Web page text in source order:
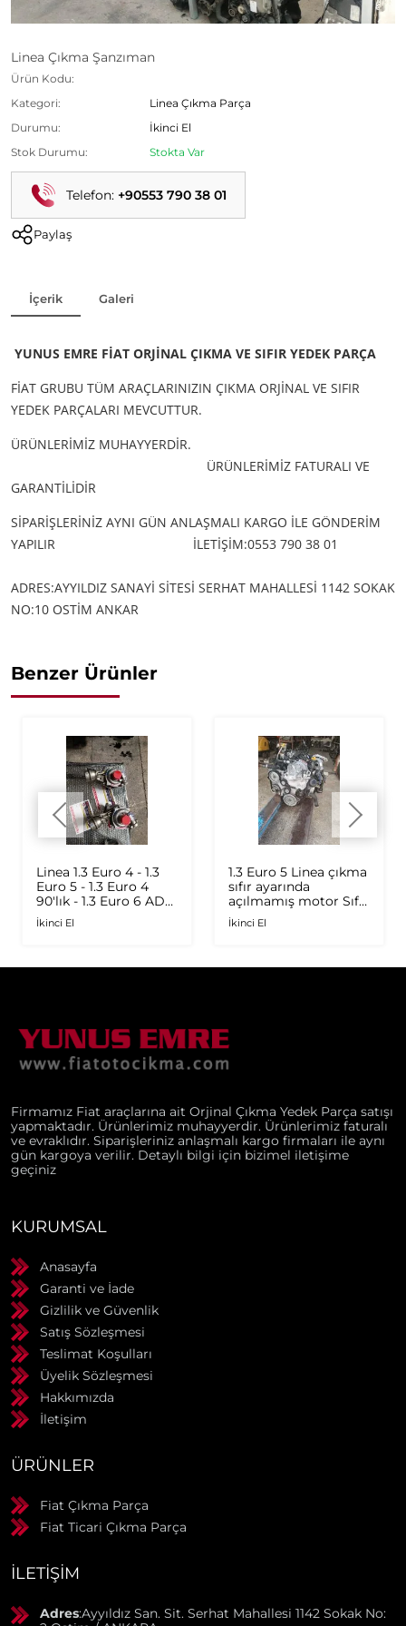
Linea Çıkma Şanzıman
Ürün Kodu:
Kategori:
Linea Çıkma Parça
Durumu:
İkinci El
Stok Durumu:
Stokta Var
Telefon: +90553 790 38 01
Paylaş
İçerik Galeri
YUNUS EMRE FİAT ORJİNAL ÇIKMA VE SIFIR YEDEK PARÇA
FİAT GRUBU TÜM ARAÇLARINIZIN ÇIKMA ORJİNAL VE SIFIR
YEDEK PARÇALARI MEVCUTTUR.
ÜRÜNLERİMİZ MUHAYYERDİR.
ÜRÜNLERİMİZ FATURALI VE
GARANTİLİDİR
SİPARİŞLERİNİZ AYNI GÜN ANLAŞMALI KARGO İLE GÖNDERİM
YAPILIR
İLETİŞİM:0553 790 38 01
ADRES:AYYILDIZ SANAYİ SİTESİ SERHAT MAHALLESİ 1142 SOKAK
NO:10 OSTİM ANKAR
Benzer Ürünler
Linea 1.3 Euro 4 - 1.3
Euro 5 - 1.3 Euro 4
90'lık - 1.3 Euro 6 AD
Plus 1.6 Multijet - 1.9
JTD Orijinal Turbo
İkinci El
1.3 Euro 5 Linea çıkma
sıfır ayarında
açılmamış motor Sıfır
ayarında
İkinci El
Firmamız Fiat araçlarına ait Orjinal Çıkma Yedek Parça satışı
yapmaktadır. Ürünlerimiz muhayyerdir. Ürünlerimiz faturalı
ve evraklıdır. Siparişleriniz anlaşmalı kargo firmaları ile aynı
gün kargoya verilir. Detaylı bilgi için bizimel iletişime
geçiniz
KURUMSAL
Anasayfa
Garanti ve İade
Gizlilik ve Güvenlik
Satış Sözleşmesi
Teslimat Koşulları
Üyelik Sözleşmesi
Hakkımızda
İletişim
ÜRÜNLER
Fiat Çıkma Parça
Fiat Ticari Çıkma Parça
İLETIŞIM
Adres:Ayyıldız San. Sit. Serhat Mahallesi 1142 Sokak No: